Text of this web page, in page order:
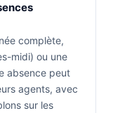
complète,
midi) ou une
absence peut
agents, avec
sur les